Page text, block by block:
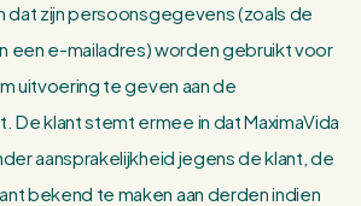
dat zijn persoonsgegevens (zoals de
een e-mailadres) worden gebruikt voor
uitvoering te geven aan de
klant stemt ermee in dat MaximaVida
aansprakelijkheid jegens de klant, de
bekend te maken aan derden indien